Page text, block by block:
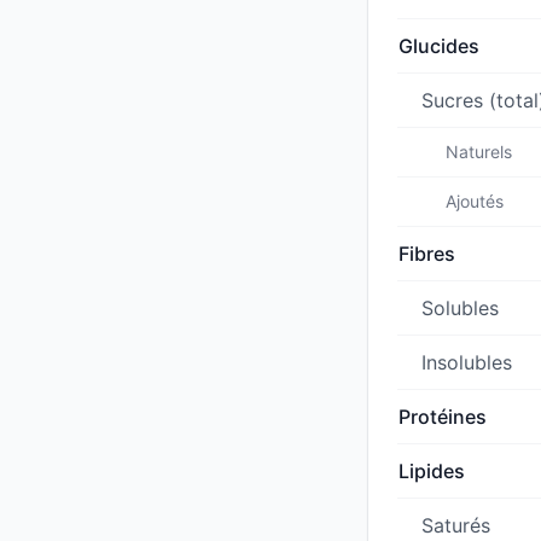
Glucides
Sucres
Naturels
Ajoutés
Fibres
Solubles
Insolubles
Protéines
Lipides
Saturés